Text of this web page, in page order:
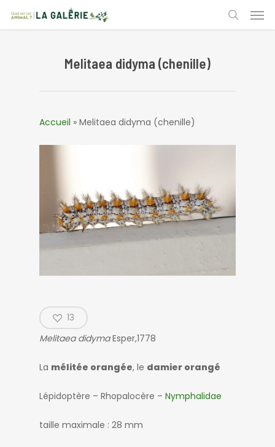
main
search
Melitaea didyma (chenille)
Accueil » Melitaea didyma (chenille)
13
Melitaea didymaEsper,1778
La mélitée orangée, le damier orangé
Lépidoptère – Rhopalocère – Nymphalidae
taille maximale : 28 mm